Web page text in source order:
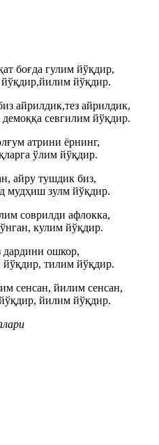
боғда гулим йўқдир,
йўқдир.
айрилдик,тез айрилдик,
севгилим йўқдир.
атрини ёрнинг,
ўлим йўқдир.
айру тушдик биз,
мудҳиш зулм йўқдир.
соврилди афлокка,
кулим йўқдир.
дардини ошкор,
йўқдир, тилим йўқдир.
сенсан, йилим сенсан,
йилим йўқдир.